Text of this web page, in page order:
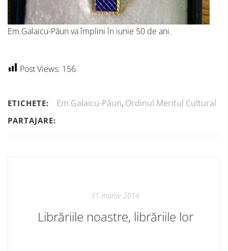
Em.Galaicu-Păun va împlini în iunie 50 de ani.
Post Views: 156
ETICHETE: Em.Galaicu-Păun, Ordinul Meritul Cultural
PARTAJARE:
31 martie 2014
Librăriile noastre, librăriile lor